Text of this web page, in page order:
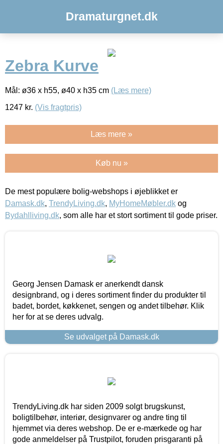
Dramaturgnet.dk
Zebra Kurve
Mål: ø36 x h55, ø40 x h35 cm (Læs mere)
1247 kr. (Vis fragtpris)
Læs mere »
Køb nu »
De mest populære bolig-webshops i øjeblikket er
Damask.dk, TrendyLiving.dk, MyHomeMøbler.dk og
Bydahlliving.dk, som alle har et stort sortiment til gode priser.
Georg Jensen Damask er anerkendt dansk
designbrand, og i deres sortiment finder du produkter til
badet, bordet, køkkenet, sengen og andet tilbehør. Klik
her for at se deres udvalg.
Se udvalget på Damask.dk
TrendyLiving.dk har siden 2009 solgt brugskunst,
boligtilbehør, interiør, designvarer og andre ting til
hjemmet via deres webshop. De er e-mærkede og har
gode anmeldelser på Trustpilot, foruden prisgaranti på